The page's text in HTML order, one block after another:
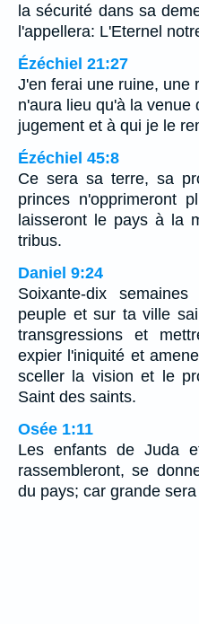
la sécurité dans sa
l'appellera: L'Eternel
Ézéchiel 21:27
J'en ferai une ruine, une
n'aura lieu qu'à la venue
jugement et à qui je le
Ézéchiel 45:8
Ce sera sa terre, sa
princes n'opprimeront
laisseront le pays à la
tribus.
Daniel 9:24
Soixante-dix
peuple et sur ta ville
transgressions et
expier l'iniquité et
sceller la vision et le
Saint des saints.
Osée 1:11
Les enfants de Juda
rassembleront, se
du pays; car grande